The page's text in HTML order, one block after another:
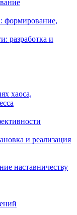
формирование,
разработка и
хаоса,
и реализация
наставничеству